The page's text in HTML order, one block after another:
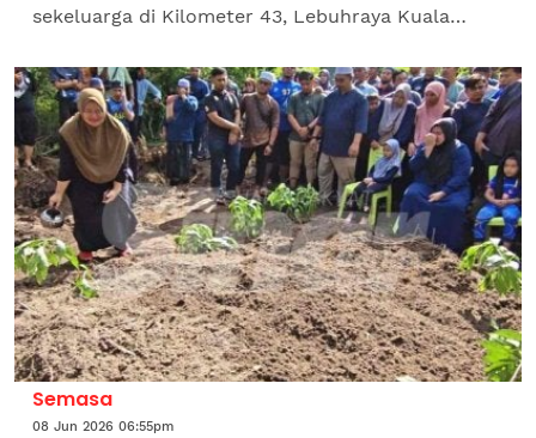
sekeluarga di Kilometer 43, Lebuhraya Kuala
lalu, dibebaskan dengan jaminan...
Semasa
08 Jun 2026 06:55pm